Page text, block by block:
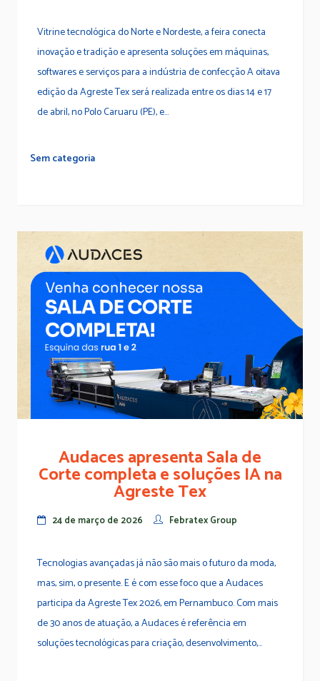
Vitrine tecnológica do Norte e Nordeste, a feira conecta
inovação e tradição e apresenta soluções em máquinas,
softwares e serviços para a indústria de confecção A oitava
edição da Agreste Tex será realizada entre os dias 14 e 17
de abril, no Polo Caruaru (PE), e...
Sem categoria
Audaces apresenta Sala de
Corte completa e soluções IA na
Agreste Tex
24 de março de 2026 Febratex Group
Tecnologias avançadas já não são mais o futuro da moda,
mas, sim, o presente. E é com esse foco que a Audaces
participa da Agreste Tex 2026, em Pernambuco. Com mais
de 30 anos de atuação, a Audaces é referência em
soluções tecnológicas para criação, desenvolvimento,...